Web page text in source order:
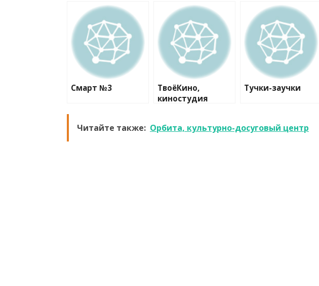
Смарт №3
ТвоёКино,
киностудия
Тучки-заучки
Читайте также: Орбита, культурно-досуговый центр